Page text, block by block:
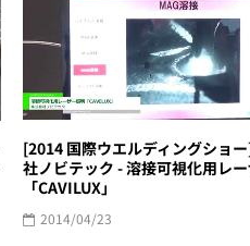
[2014 国際ウエルディングショ
社ノビテック - 溶接可視化用レ
「CAVILUX」
2014/04/23